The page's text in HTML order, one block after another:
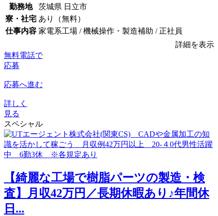
勤務地
茨城県 日立市
寮・社宅 あり（無料）
仕事内容 家電系工場 / 機械操作・製造補助 / 正社員
詳細を表示
無料電話で
応募
応募へ進む
詳しく
見る
スペシャル
【綺麗な工場で樹脂パーツの製造・検
査】月収42万円／長期休暇あり♪年間休
日...